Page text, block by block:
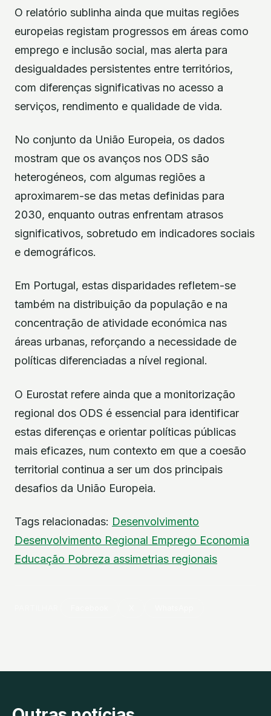
O relatório sublinha ainda que muitas regiões
europeias registam progressos em áreas como
emprego e inclusão social, mas alerta para
desigualdades persistentes entre territórios,
com diferenças significativas no acesso a
serviços, rendimento e qualidade de vida.
No conjunto da União Europeia, os dados
mostram que os avanços nos ODS são
heterogéneos, com algumas regiões a
aproximarem-se das metas definidas para
2030, enquanto outras enfrentam atrasos
significativos, sobretudo em indicadores sociais
e demográficos.
Em Portugal, estas disparidades refletem-se
também na distribuição da população e na
concentração de atividade económica nas
áreas urbanas, reforçando a necessidade de
políticas diferenciadas a nível regional.
O Eurostat refere ainda que a monitorização
regional dos ODS é essencial para identificar
estas diferenças e orientar políticas públicas
mais eficazes, num contexto em que a coesão
territorial continua a ser um dos principais
desafios da União Europeia.
Tags relacionadas: Desenvolvimento
Desenvolvimento Regional Emprego Economia
Educação Pobreza assimetrias regionais